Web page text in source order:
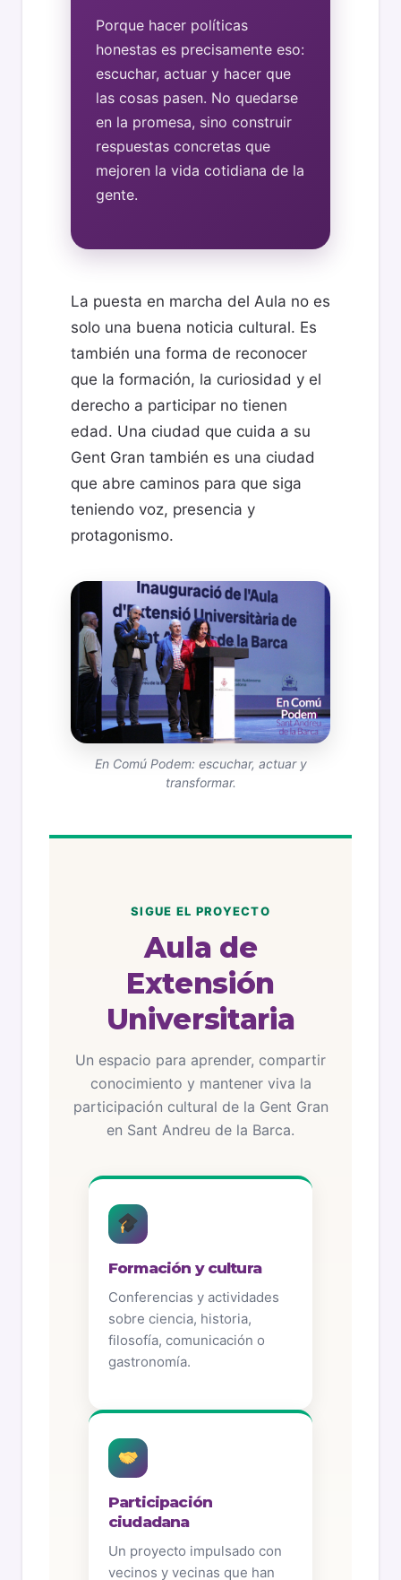
Porque hacer políticas
honestas es precisamente eso:
escuchar, actuar y hacer que
las cosas pasen. No quedarse
en la promesa, sino construir
respuestas concretas que
mejoren la vida cotidiana de la
gente.
La puesta en marcha del Aula no es
solo una buena noticia cultural. Es
también una forma de reconocer
que la formación, la curiosidad y el
derecho a participar no tienen
edad. Una ciudad que cuida a su
Gent Gran también es una ciudad
que abre caminos para que siga
teniendo voz, presencia y
protagonismo.
En Comú Podem: escuchar, actuar y
transformar.
SIGUE EL PROYECTO
Aula de
Extensión
Universitaria
Un espacio para aprender, compartir
conocimiento y mantener viva la
participación cultural de la Gent Gran
en Sant Andreu de la Barca.
Formación y cultura
Conferencias y actividades
sobre ciencia, historia,
filosofía, comunicación o
gastronomía.
Participación
ciudadana
Un proyecto impulsado con
vecinos y vecinas que han